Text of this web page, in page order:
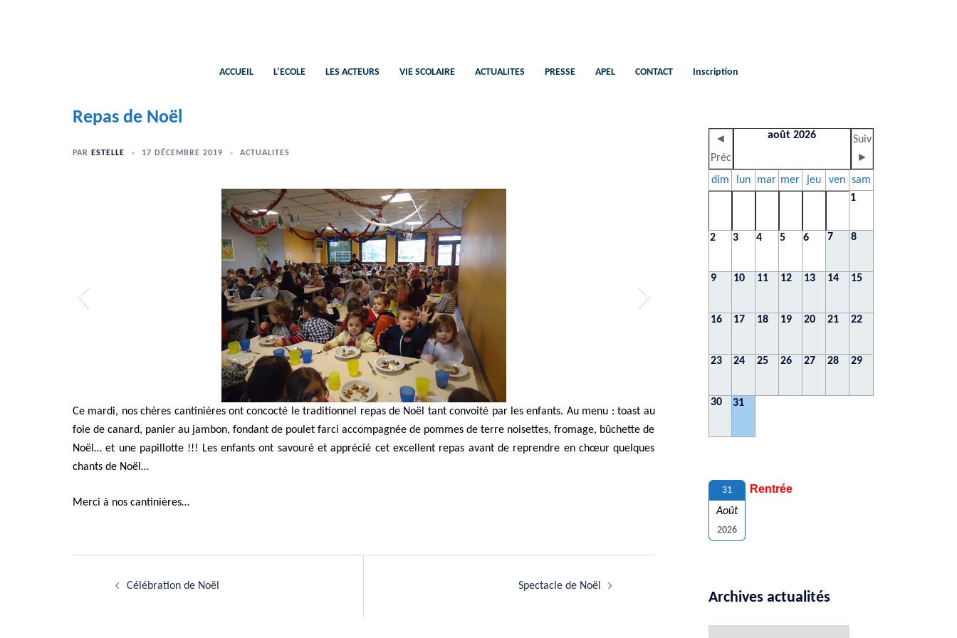
ACCUEIL L’ECOLE LES ACTEURS VIE SCOLAIRE ACTUALITES PRESSE APEL CONTACT Inscription
Repas de Noël
PAR ESTELLE 17 DÉCEMBRE 2019 ACTUALITES
Ce mardi, nos chères cantinières ont concocté le traditionnel repas de Noël tant convoité par les enfants. Au menu : toast au
foie de canard, panier au jambon, fondant de poulet farci accompagnée de pommes de terre noisettes, fromage, bûchette de
Noël… et une papillotte !!! Les enfants ont savouré et apprécié cet excellent repas avant de reprendre en chœur quelques
chants de Noël…
Merci à nos cantinières…
Célébration de Noël Spectacle de Noël
◄
Préc
août 2026
Suiv
►
dim
lun mar mer jeu ven sam
1
2 3 4 5 6 7 8
9 10 11 12 13 14 15
16 17 18 19 20 21 22
23 24 25 26 27 28 29
30 31
31
Août
2026
Rentrée
Archives actualités